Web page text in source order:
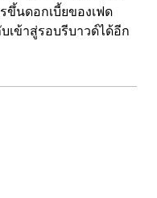
ขึ้นดอกเบี้ยของเฟด
เข้าสู่รอบรีบาวด์ได้อีก